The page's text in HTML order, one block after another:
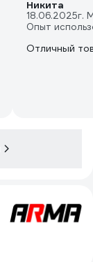
Никита
18.06.2025г.
Опыт
Отличный